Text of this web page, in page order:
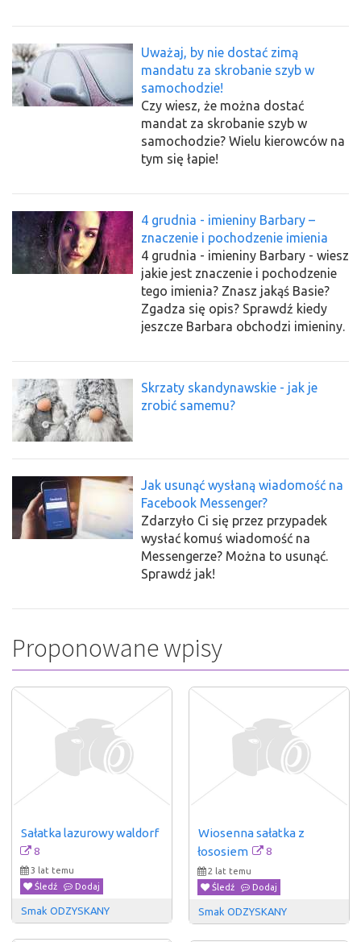
Uważaj, by nie dostać zimą
mandatu za skrobanie szyb w
samochodzie!
Czy wiesz, że można dostać
mandat za skrobanie szyb w
samochodzie? Wielu kierowców na
tym się łapie!
4 grudnia - imieniny Barbary –
znaczenie i pochodzenie imienia
4 grudnia - imieniny Barbary - wiesz
jakie jest znaczenie i pochodzenie
tego imienia? Znasz jakąś Basie?
Zgadza się opis? Sprawdź kiedy
jeszcze Barbara obchodzi imieniny.
Skrzaty skandynawskie - jak je
zrobić samemu?
Jak usunąć wysłaną wiadomość na
Facebook Messenger?
Zdarzyło Ci się przez przypadek
wysłać komuś wiadomość na
Messengerze? Można to usunąć.
Sprawdź jak!
Proponowane wpisy
Sałatka lazurowy waldorf
8
3 lat temu
Śledź
Dodaj
Smak ODZYSKANY
Wiosenna sałatka z
łososiem
8
2 lat temu
Śledź
Dodaj
Smak ODZYSKANY